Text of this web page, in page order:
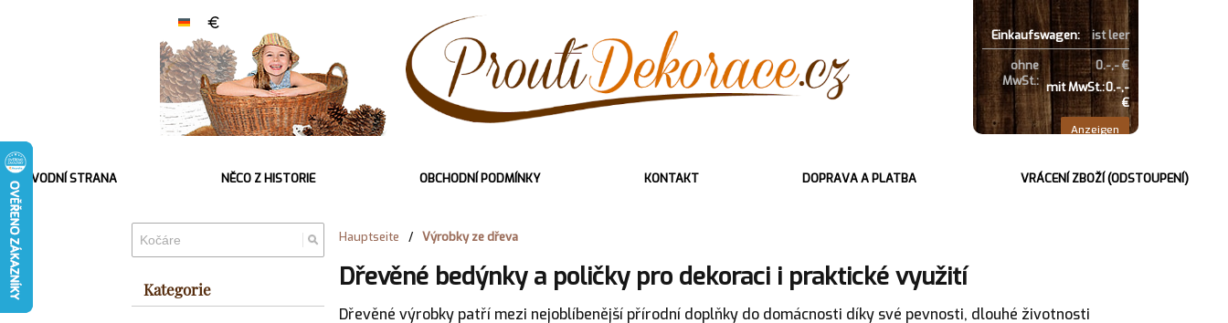
Einkaufswagen:
ist leer
ohne
MwSt.:
0.-,- €
mit MwSt.:0.-,-
€
Anzeigen
ÚVODNÍ STRANA NĚCO Z HISTORIE OBCHODNÍ PODMÍNKY KONTAKT DOPRAVA A PLATBA VRÁCENÍ ZBOŽÍ (ODSTOUPENÍ)
Kategorie
Hauptseite / Výrobky ze dřeva
Dřevěné bedýnky a poličky pro dekoraci i praktické využití
Dřevěné výrobky patří mezi nejoblíbenější přírodní doplňky do domácnosti díky své pevnosti, dlouhé životnosti